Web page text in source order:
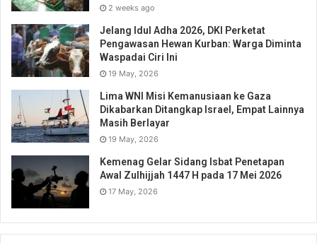
2 weeks ago
Jelang Idul Adha 2026, DKI Perketat
Pengawasan Hewan Kurban: Warga Diminta
Waspadai Ciri Ini
19 May, 2026
Lima WNI Misi Kemanusiaan ke Gaza
Dikabarkan Ditangkap Israel, Empat Lainnya
Masih Berlayar
19 May, 2026
Kemenag Gelar Sidang Isbat Penetapan
Awal Zulhijjah 1447 H pada 17 Mei 2026
17 May, 2026